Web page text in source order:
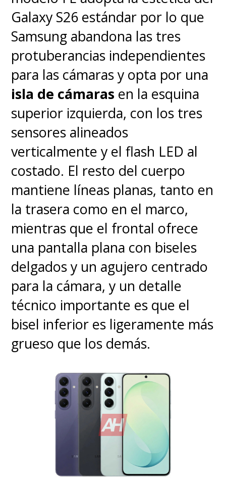
Galaxy S26 estándar por lo que
Samsung abandona las tres
protuberancias independientes
para las cámaras y opta por una
isla de cámaras en la esquina
superior izquierda, con los tres
sensores alineados
verticalmente y el flash LED al
costado. El resto del cuerpo
mantiene líneas planas, tanto en
la trasera como en el marco,
mientras que el frontal ofrece
una pantalla plana con biseles
delgados y un agujero centrado
para la cámara, y un detalle
técnico importante es que el
bisel inferior es ligeramente más
grueso que los demás.